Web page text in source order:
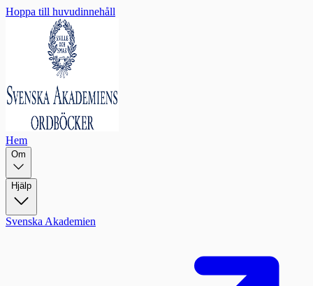
Hoppa till huvudinnehåll
Hem
Om
Hjälp
Svenska Akademien